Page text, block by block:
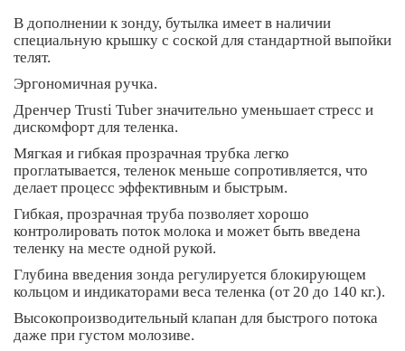
В дополнении к зонду, бутылка имеет в наличии
специальную крышку с соской для стандартной выпойки
телят.
Эргономичная ручка.
Дренчер Trusti Tuber значительно уменьшает стресс и
дискомфорт для теленка.
Мягкая и гибкая прозрачная трубка легко
проглатывается, теленок меньше сопротивляется, что
делает процесс эффективным и быстрым.
Гибкая, прозрачная труба позволяет хорошо
контролировать поток молока и может быть введена
теленку на месте одной рукой.
Глубина введения зонда регулируется блокирующем
кольцом и индикаторами веса теленка (от 20 до 140 кг.).
Высокопроизводительный клапан для быстрого потока
даже при густом молозиве.